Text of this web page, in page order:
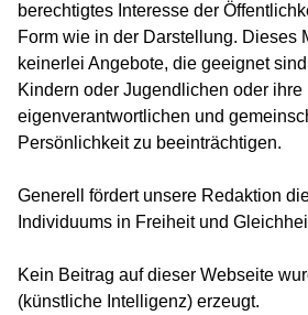
berechtigtes Interesse der
Form wie in der Darstellung. Dieses
keinerlei Angebote, die geeignet
Kindern oder Jugendlichen oder
eigenverantwortlichen und
Persönlichkeit zu beeinträchtigen.
Generell fördert unsere Redaktion
Individuums in Freiheit und
Kein Beitrag auf dieser Webseite
(künstliche Intelligenz) erzeugt.